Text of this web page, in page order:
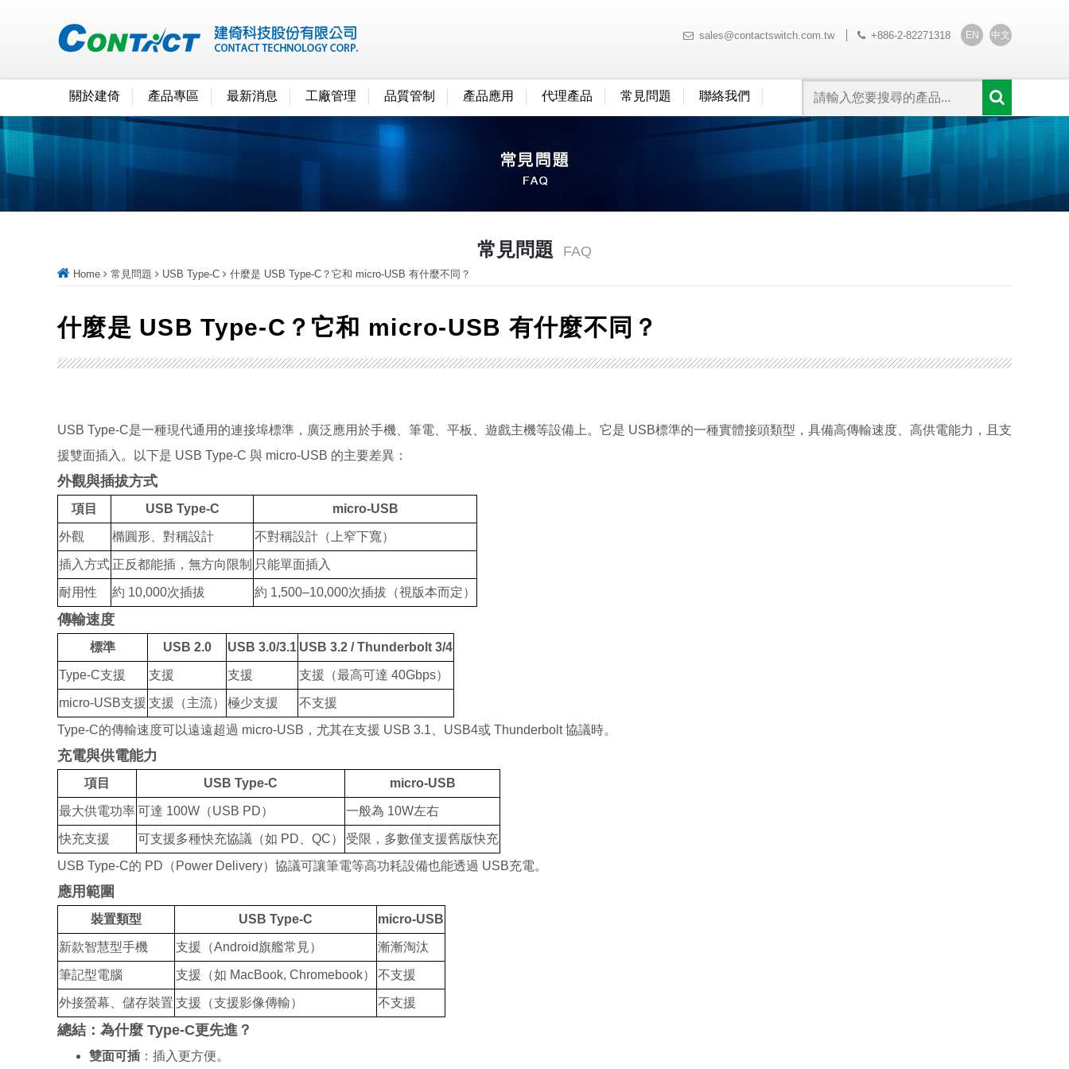
sales@contactswitch.com.tw +886-2-82271318 EN 中文
關於建倚 產品專區 最新消息 工廠管理 品質管制 產品應用 代理產品 常見問題 聯絡我們
常見問題 FAQ
Home 常見問題 USB Type-C 什麼是 USB Type-C？它和 micro-USB 有什麼不同？
什麼是 USB Type-C？它和 micro-USB 有什麼不同？
USB Type-C是一種現代通用的連接埠標準，廣泛應用於手機、筆電、平板、遊戲主機等設備上。它是 USB標準的一種實體接頭類型，具備高傳輸速度、高供電能力，且支
援雙面插入。以下是 USB Type-C 與 micro-USB 的主要差異：
外觀與插拔方式
項目 USB Type-C micro-USB
外觀 橢圓形、對稱設計 不對稱設計（上窄下寬）
插入方式 正反都能插，無方向限制 只能單面插入
耐用性 約 10,000次插拔 約 1,500–10,000次插拔（視版本而定）
傳輸速度
標準 USB 2.0 USB 3.0/3.1 USB 3.2 / Thunderbolt 3/4
Type-C支援 支援 支援 支援 （最高可達 40Gbps）
micro-USB支援 支援 （主流） 極少支援 不支援
Type-C的傳輸速度可以遠遠超過 micro-USB ，尤其在支援 USB 3.1 USB4或 Thunderbolt協議時。
充電與供電能力
項目 USB Type-C micro-USB
最大供電功率可達 100W （USB PD） 一般為 10W左右
快充支援 可支援多種快充協議（如 PD QC）
受限，多數僅支援舊版快充
USB Type-C的 PD （ Power Delivery）協議可讓筆電等高功耗設備也能透過 USB充電。
應用範圍
裝置類型 USB Type-C micro-USB
新款智慧型手機 支援 （Android旗艦常見） 漸漸淘汰
筆記型電腦 支援 （如 MacBook, Chromebook） 不支援
外接螢幕、儲存裝置 支援 （支援影像傳輸） 不支援
總結：為什麼 Type-C更先進？
雙面可插：插入更方便。